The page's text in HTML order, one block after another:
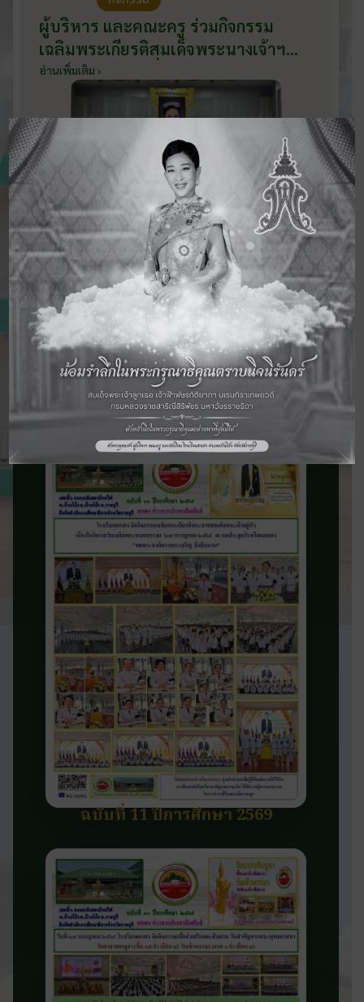
ผู้บริหาร และคณะครู ร่วมกิจกรรม
เฉลิมพระเกียรติสมเด็จพระนางเจ้าฯ
พระบรมราชินี เนื่องในโอกาสวันเฉลิม
พระชนมพรรษา กับหน่วยงานอำเภอ
เมืองบ้านโป่ง ณ ศาลาประชาคมริมน้ำ
วันที่ 3 มิถุนายน 2569
อ่านเพิ่มเติม ›
ดูข่าวสารทั้งหมด
จดหมายข่าว
ประชาสัมพันธ์
ติดตามข่าวสารและความเคลื่อนไหวของ
โรงเรียน
ฉบับที่ 11 ปีการศึกษา 2569